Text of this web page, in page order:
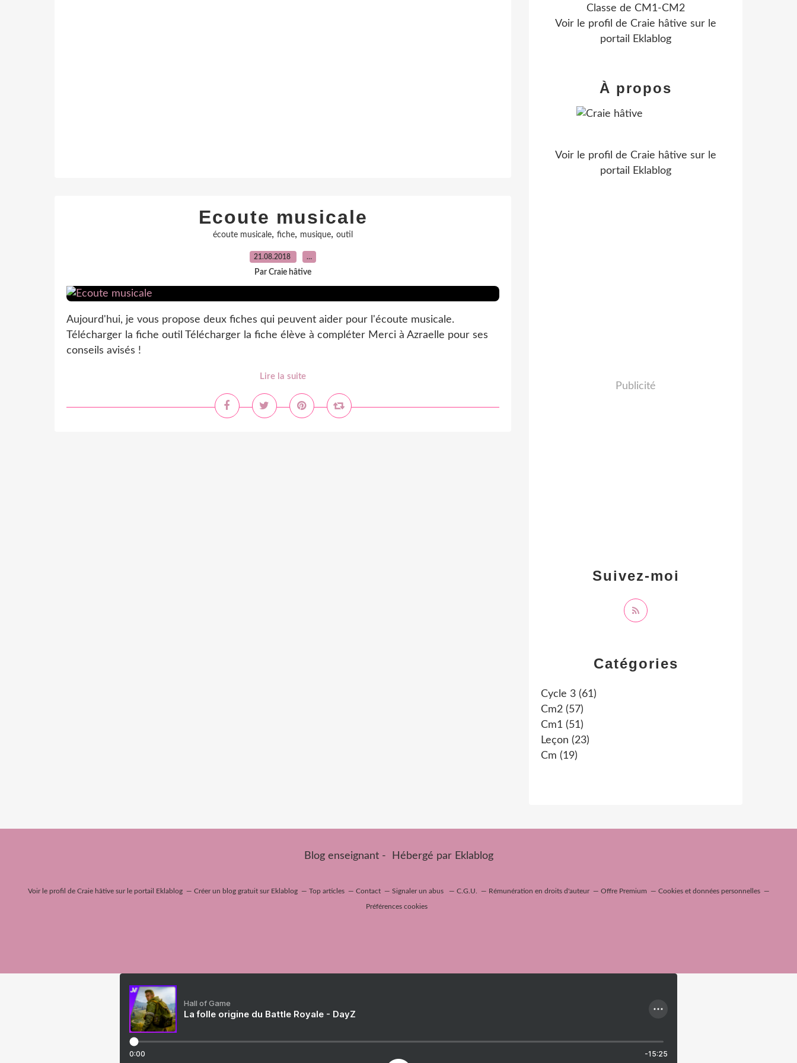
Ecoute musicale
écoute musicale, fiche, musique, outil
21.08.2018 …
Par Craie hâtive
Aujourd'hui, je vous propose deux fiches qui peuvent aider pour l'écoute musicale.
Télécharger la fiche outil Télécharger la fiche élève à compléter Merci à Azraelle pour ses
conseils avisés !
Lire la suite
Catégories
Cycle 3 (61)
Cm2 (57)
Cm1 (51)
Leçon (23)
Cm (19)
Classe de CM1-CM2
Voir le profil de Craie hâtive sur le
portail Eklablog
Suivez-moi
À propos
Voir le profil de Craie hâtive sur le
portail Eklablog
Publicité
Blog enseignant - Hébergé par Eklablog
Voir le profil de Craie hâtivesur le portail Eklablog Créer un blog gratuit sur Eklablog Top articles Contact Signaler un abus C.G.U. Rémunération en droits d'auteur Offre Premium Cookies et données personnelles
Préférences cookies
Hall of Game
La folle origine du Battle Royale - DayZ
0:00 -15:25